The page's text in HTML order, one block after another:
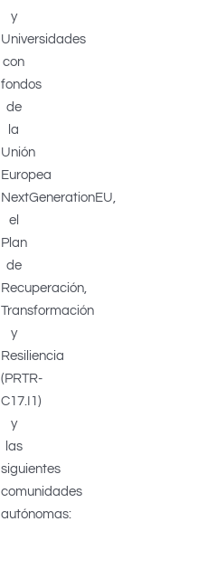
y
Universidades
con
fondos
de
la
Unión
Europea
NextGenerationEU,
el
Plan
de
Recuperación,
Transformación
y
Resiliencia
(PRTR-
C17.I1)
y
las
siguientes
comunidades
autónomas: